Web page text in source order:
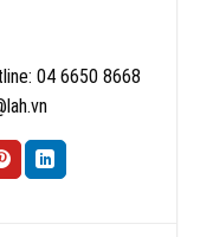
04 6650 8668